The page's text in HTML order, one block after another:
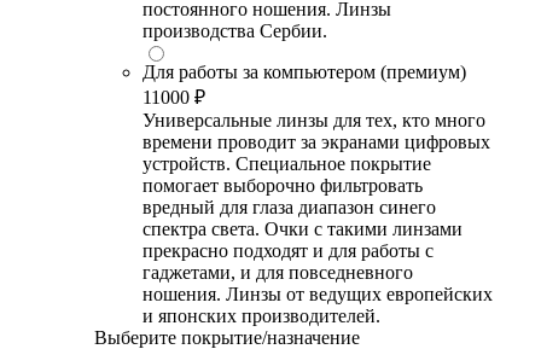
постоянного ношения. Линзы
производства Сербии.
Для работы за компьютером (премиум)
11000 ₽
Универсальные линзы для тех, кто много
времени проводит за экранами цифровых
устройств. Специальное покрытие
помогает выборочно фильтровать
вредный для глаза диапазон синего
спектра света. Очки с такими линзами
прекрасно подходят и для работы с
гаджетами, и для повседневного
ношения. Линзы от ведущих европейских
и японских производителей.
Выберите покрытие/назначение